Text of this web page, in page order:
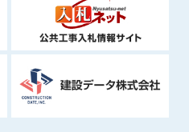
なく削除できるものとします。
の定める禁止事項に該当する